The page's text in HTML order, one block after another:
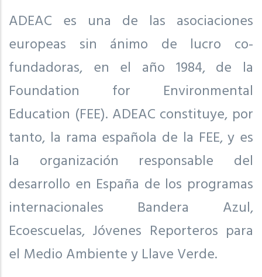
ADEAC es una de las asociaciones
europeas sin ánimo de lucro co-
fundadoras, en el año 1984, de la
Foundation for Environmental
Education (FEE). ADEAC constituye, por
tanto, la rama española de la FEE, y es
la organización responsable del
desarrollo en España de los programas
internacionales Bandera Azul,
Ecoescuelas, Jóvenes Reporteros para
el Medio Ambiente y Llave Verde.